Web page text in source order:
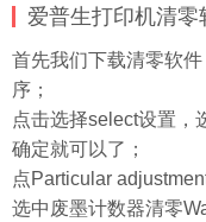
爱普生打印机清零
首先我们下载清零软
序；
点击选择select设置，
确定就可以了；
点Particular
选中废墨计数器清零